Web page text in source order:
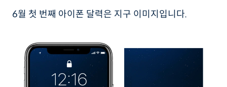
6월 첫 번째 아이폰 달력은 지구 이미지입니다.